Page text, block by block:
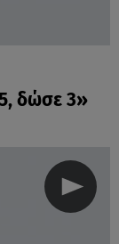
δώσε 3»